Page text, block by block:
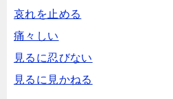
哀れを止める
痛々しい
見るに忍びない
見るに見かねる